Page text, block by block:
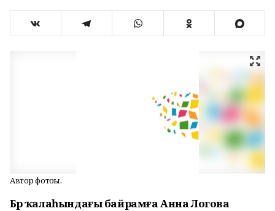
Автор фотоһы.
Бөрө ҡалаһындағы байрамға Анна Логова